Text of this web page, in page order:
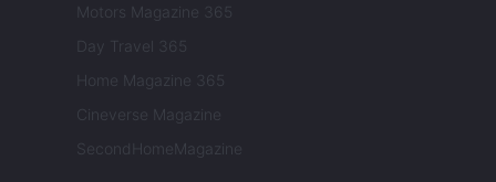
Motors Magazine 365
Day Travel 365
Home Magazine 365
Cineverse Magazine
SecondHomeMagazine